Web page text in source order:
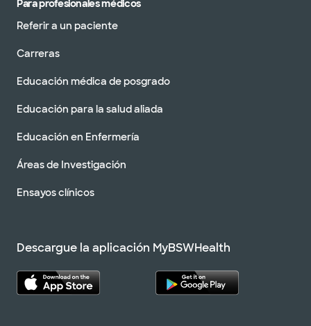
Para profesionales médicos
Referir a un paciente
Carreras
Educación médica de posgrado
Educación para la salud aliada
Educación en Enfermería
Áreas de Investigación
Ensayos clínicos
Descargue la aplicación MyBSWHealth